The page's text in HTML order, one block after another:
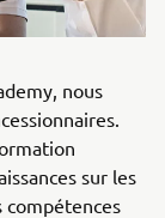
nous
sur les